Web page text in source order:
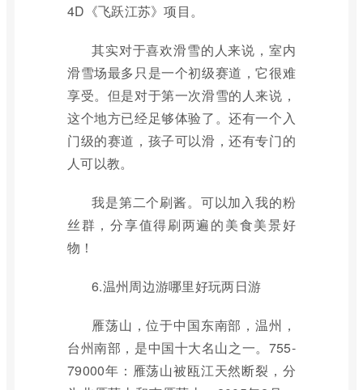
4D《飞跃江苏》项目。
其实对于喜欢滑雪的人来说，室内
滑雪场最多只是一个初级赛道，它很难
享受。但是对于第一次滑雪的人来说，
这个地方已经足够体验了。还有一个入
门级的赛道，孩子可以滑，还有专门的
人可以教。
我是第二个刷酱。可以加入我的粉
丝群，分享值得刷两遍的美食美景好
物！
6.温州周边游哪里好玩两日游
雁荡山，位于中国东南部，温州，
台州南部，是中国十大名山之一。755-
79000年：雁荡山被瓯江天然断裂，分